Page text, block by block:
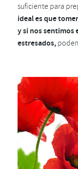
suficiente para
ideal es que
y si nos sentimos
estresados,